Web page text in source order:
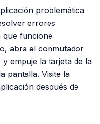
problemática
errores
que funcione
abra el conmutador
empuje la tarjeta de la
pantalla. Visite la
después de